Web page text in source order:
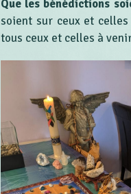
Que les bénédictions
soient sur ceux et
tous ceux et celles à